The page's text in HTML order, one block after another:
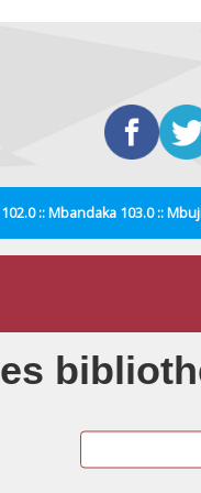
:: Mbandaka 103.0 ::